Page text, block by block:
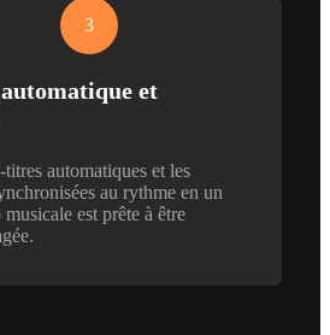
3
et
automatiques et les
au rythme en un
est prête à être